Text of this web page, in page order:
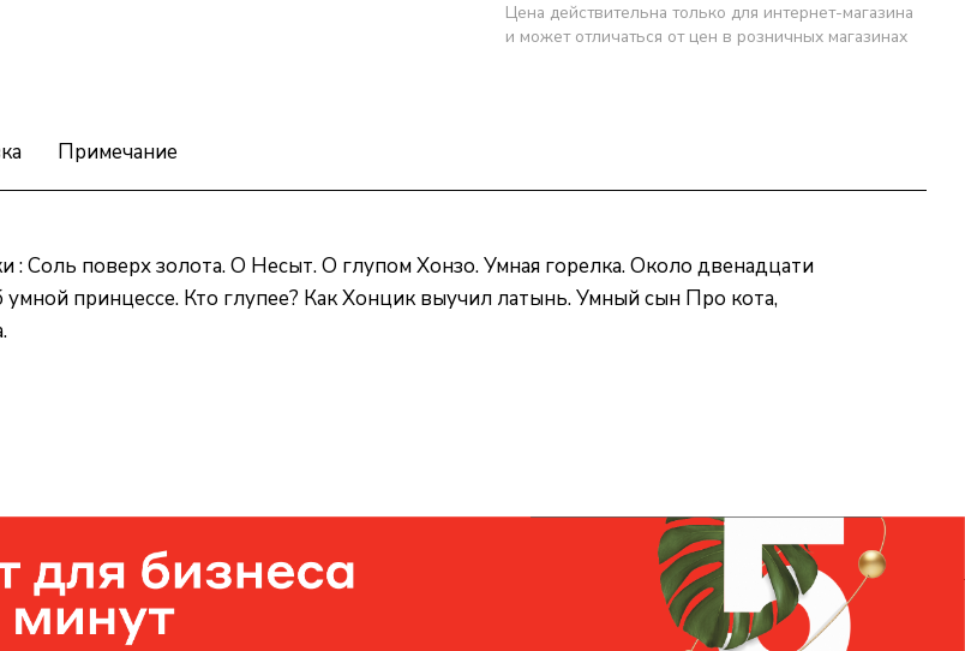
Цена действительна только для интернет-магазина
и может отличаться от цен в розничных магазинах
Примечание
Соль поверх золота. О Несыт. О глупом Хонзо. Умная горелка. Около двенадцати
принцессе. Кто глупее? Как Хонцик выучил латынь. Умный сын Про кота,